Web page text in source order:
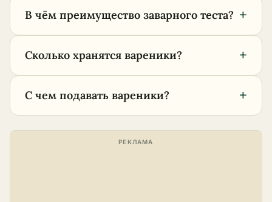
В чём преимущество заварного теста? +
Сколько хранятся вареники? +
С чем подавать вареники? +